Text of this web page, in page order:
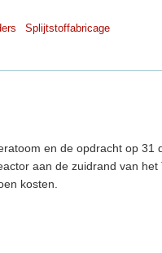
Splijtstoffabricage
en de opdracht op 31
aan de zuidrand van het
kosten.